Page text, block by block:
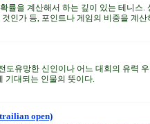
률을 계산해서 하는 깊이 있는 테니스
인가 등, 포인트나 게임의 비중을 계
도유망한 신인이나 어느 대회의 유력
기대되는 인물의 뜻이다.
open)